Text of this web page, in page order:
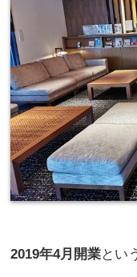
2019年4月開業とい